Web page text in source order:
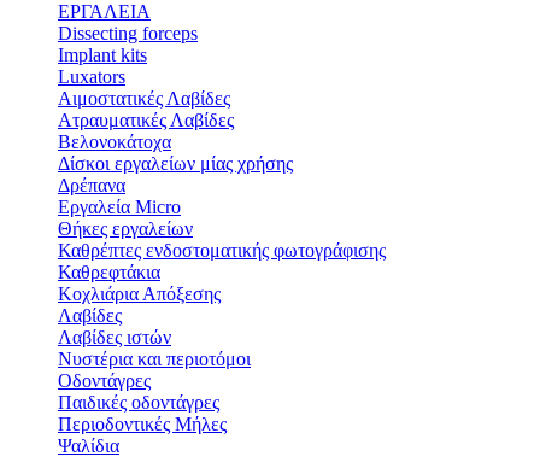
ΕΡΓΑΛΕΙΑ
Dissecting forceps
Implant kits
Luxators
Αιμοστατικές Λαβίδες
Ατραυματικές Λαβίδες
Βελονοκάτοχα
Δίσκοι εργαλείων μίας χρήσης
Δρέπανα
Εργαλεία Micro
Θήκες εργαλείων
Καθρέπτες ενδοστοματικής φωτογράφισης
Καθρεφτάκια
Κοχλιάρια Απόξεσης
Λαβίδες
Λαβίδες ιστών
Νυστέρια και περιοτόμοι
Οδοντάγρες
Παιδικές οδοντάγρες
Περιοδοντικές Μήλες
Ψαλίδια